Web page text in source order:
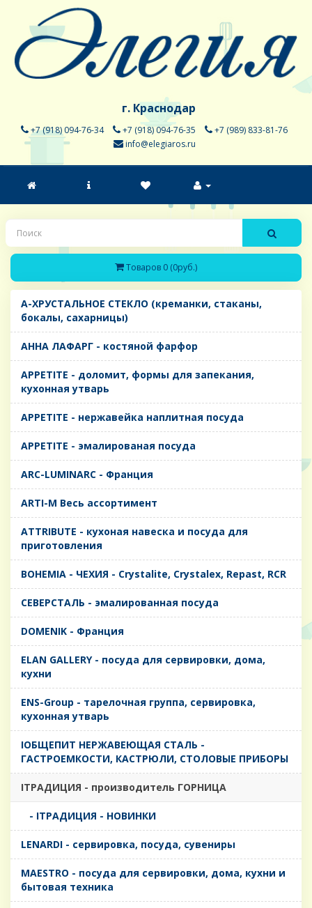
г. Краснодар
+7 (918) 094-76-34 +7 (918) 094-76-35
+7 (989) 833-81-76
info@elegiaros.ru
Товаров 0 (0руб.)
A-ХРУСТАЛЬНОЕ СТЕКЛО (креманки, стаканы,
бокалы, сахарницы)
AHHA ЛАФАРГ - костяной фарфор
APPETITE - доломит, формы для запекания,
кухонная утварь
APPETITE - нержавейка наплитная посуда
APPETITE - эмалированая посуда
ARC-LUMINARC - Франция
ARTI-M Весь ассортимент
ATTRIBUTE - кухоная навеска и посуда для
приготовления
BOHEMIA - ЧЕХИЯ - Crystalite, Crystalex, Repast, RCR
CЕВЕРСТАЛЬ - эмалированная посуда
DOMENIK - Франция
ELAN GALLERY - посуда для сервировки, дома,
кухни
ENS-Group - тарелочная группа, сервировка,
кухонная утварь
IОБЩЕПИТ НЕРЖАВЕЮЩАЯ СТАЛЬ -
ГАСТРОЕМКОСТИ, КАСТРЮЛИ, СТОЛОВЫЕ ПРИБОРЫ
IТРАДИЦИЯ - производитель ГОРНИЦА
- IТРАДИЦИЯ - НОВИНКИ
LENARDI - сервировка, посуда, сувениры
MAESTRO - посуда для сервировки, дома, кухни и
бытовая техника